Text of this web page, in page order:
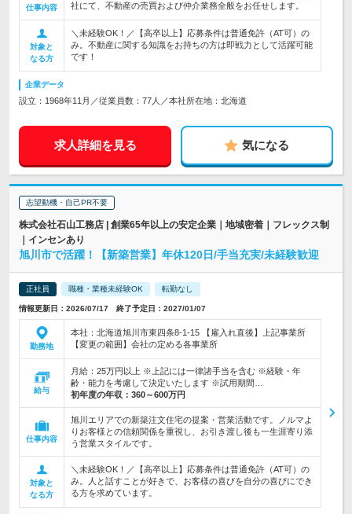
仕事内容
社にて、不動産の売買および仲介業務全般をお任せします。
対象と
なる方
＼未経験OK！／【高卒以上】応募条件は普通免許（AT可）の
み。不動産に関する知識をお持ちの方は即戦力として活躍可能
です！
企業データ
設立：1968年11月／従業員数：77人／本社所在地：北海道
求人詳細を見る 気になる
志望動機・自己PR不要
株式会社石山工務店 | 創業65年以上の安定企業｜地域密着｜フレックス制
｜インセンあり
旭川市で活躍！【新築営業】年休120日/手当充実/未経験歓迎
正社員 職種・業種未経験OK 転勤なし
情報更新日：2026/07/17 終了予定日：2027/01/07
勤務地
本社：北海道旭川市東四条8-1-15 【雇入れ直後】上記事業所
【変更の範囲】会社の定める各事業所
給与
月給：25万円以上 ※上記には一律諸手当を含む ※経験・年
齢・能力を考慮して決定いたします ※試用期間…
初年度の年収： 360～600万円
仕事内容
旭川エリアでの新築注文住宅の提案・営業活動です。ノルマよ
りお客様との信頼関係を重視し、お引き渡し後も一生涯寄り添
う営業スタイルです。
対象と
なる方
＼未経験OK！／【高卒以上】応募条件は普通免許（AT可）の
み。人と話すことが好きで、お客様の喜びを自分の喜びにでき
る方を求めています。